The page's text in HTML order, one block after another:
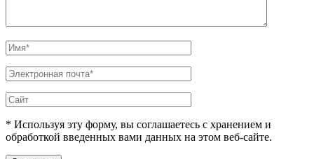
* Используя эту форму, вы соглашаетесь с хранением и
обработкой введенных вами данных на этом веб-сайте.